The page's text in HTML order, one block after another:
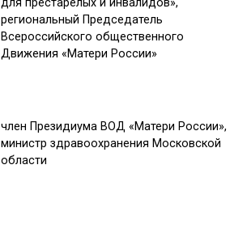
региональный Председатель
Всероссийского общественного
Движения «Матери России»
член Президиума ВОД «Матери России»,
министр здравоохранения Московской
области